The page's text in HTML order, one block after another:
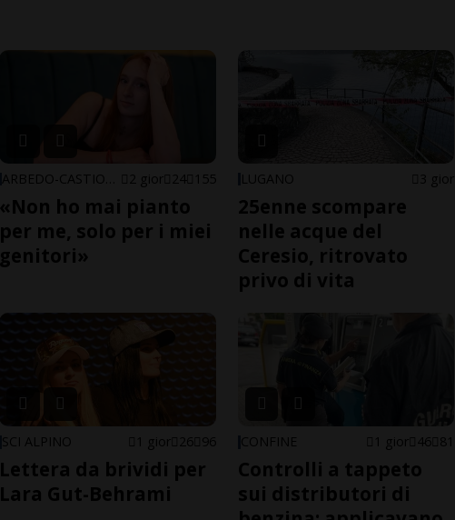
2 gior 24 155
«Non ho mai pianto
per me, solo per i miei
genitori»
LUGANO 3 gior
25enne scompare
nelle acque del
Ceresio, ritrovato
privo di vita
SCI ALPINO 1 gior 26 96
Lettera da brividi per
Lara Gut-Behrami
CONFINE 1 gior 46 81
Controlli a tappeto
sui distributori di